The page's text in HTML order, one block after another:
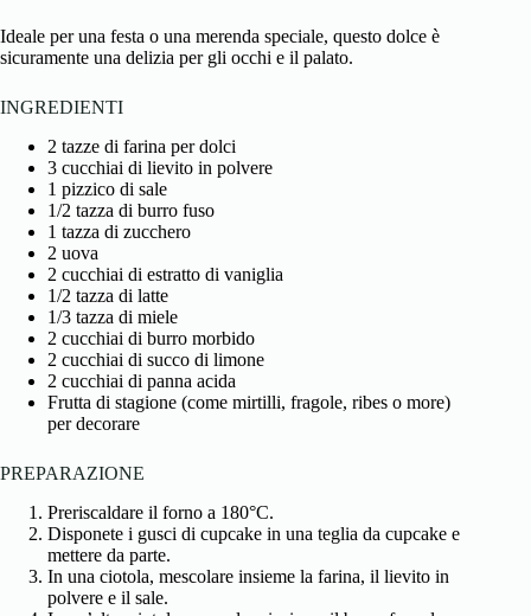
Ideale per una festa o una merenda speciale, questo dolce è
sicuramente una delizia per gli occhi e il palato.
INGREDIENTI
2 tazze di farina per dolci
3 cucchiai di lievito in polvere
1 pizzico di sale
1/2 tazza di burro fuso
1 tazza di zucchero
2 uova
2 cucchiai di estratto di vaniglia
1/2 tazza di latte
1/3 tazza di miele
2 cucchiai di burro morbido
2 cucchiai di succo di limone
2 cucchiai di panna acida
Frutta di stagione (come mirtilli, fragole, ribes o more)
per decorare
PREPARAZIONE
Preriscaldare il forno a 180°C.
Disponete i gusci di cupcake in una teglia da cupcake e
mettere da parte.
In una ciotola, mescolare insieme la farina, il lievito in
polvere e il sale.